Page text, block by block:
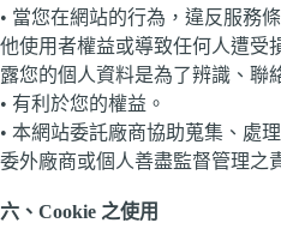
• 當您在網站的行為，違反服務
他使用者權益或導致任何人遭受
露您的個人資料是為了辨識、聯
• 有利於您的權益。
• 本網站委託廠商協助蒐集、處
委外廠商或個人善盡監督管理之
六、Cookie 之使用